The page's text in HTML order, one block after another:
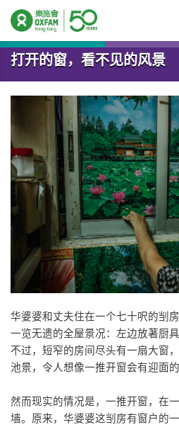
开始主要内容
打开的窗，看不见的风景
华婆婆和丈夫住在一个七十呎的㓥
一览无遗的全屋景况：左边放著厨
不过，短窄的房间尽头有一扇大窗
池景，令人想像一推开窗会有迎面的
然而现实的情况是，一推开窗，在
墙。原来，华婆婆这㓥房有窗户的